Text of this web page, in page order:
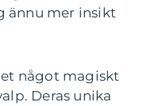
ännu mer insikt
något magiskt
Deras unika